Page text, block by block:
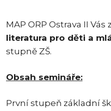
MAP ORP Ostrava II
literatura pro děti a
stupně ZŠ.
Obsah semináře:
První stupeň základní